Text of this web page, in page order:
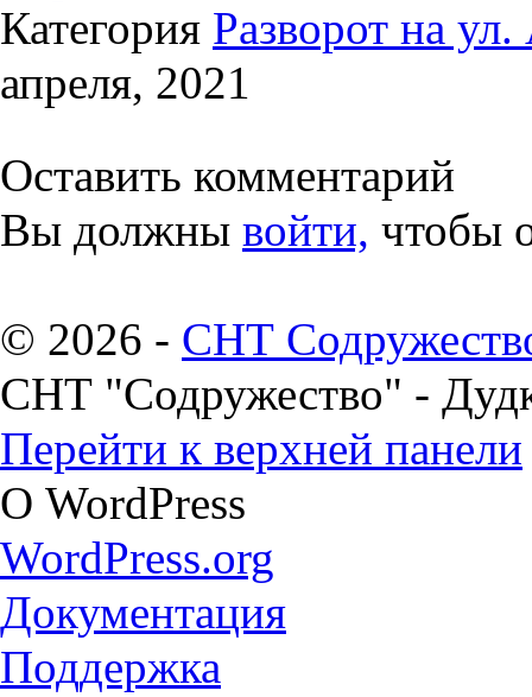
Категория Разворот на
апреля, 2021
Оставить комментарий
Вы должны войти, чтобы
© 2026 - СНТ
СНТ "Содружество" -
Перейти к верхней панели
О WordPress
WordPress.org
Документация
Поддержка